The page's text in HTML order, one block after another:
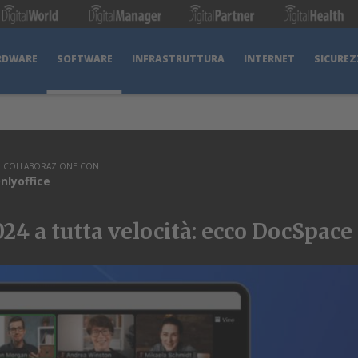
SOFTWARE INFRASTRUTTURA INTERNET
COLLABORAZIONE CON
a tutta velocità: ecco DocSpace